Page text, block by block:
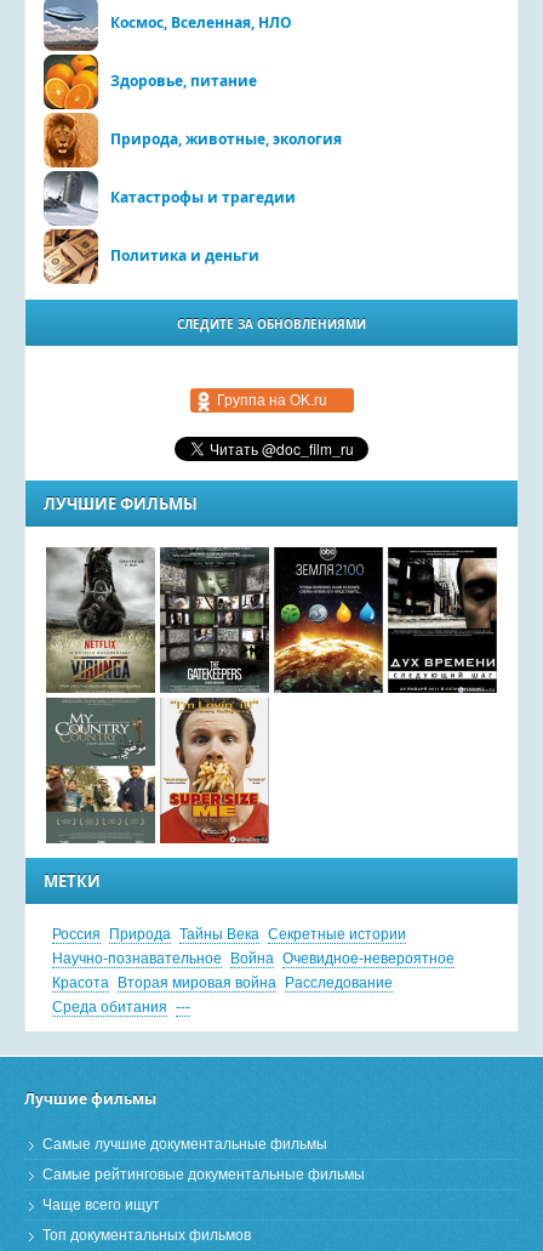
Космос, Вселенная, НЛО
Здоровье, питание
Природа, животные, экология
Катастрофы и трагедии
Политика и деньги
СЛЕДИТЕ ЗА ОБНОВЛЕНИЯМИ
Группа на OK.ru
ЛУЧШИЕ ФИЛЬМЫ
МЕТКИ
Россия Природа Тайны Века Секретные истории
Научно-познавательное
Война Очевидное-невероятное
Красота
Вторая мировая война
Расследование
Среда обитания ---
Лучшие фильмы
Самые лучшие документальные фильмы
Самые рейтинговые документальные фильмы
Чаще всего ищут
Топ документальных фильмов